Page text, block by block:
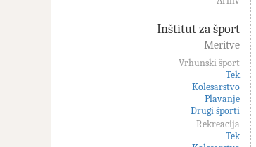
Inštitut za šport
Meritve
Vrhunski šport
Tek
Kolesarstvo
Plavanje
Drugi športi
Rekreacija
Tek